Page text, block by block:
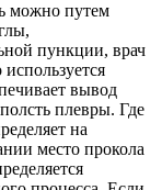
можно путем
пункции, врач
вывод
плевры. Где
на
место прокола